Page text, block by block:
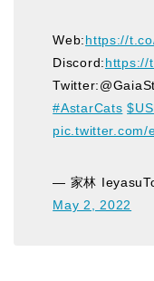
Web:https://
Discord:https://
#AstarCats
pic.twitter.com/
— 家林
May 2, 2022